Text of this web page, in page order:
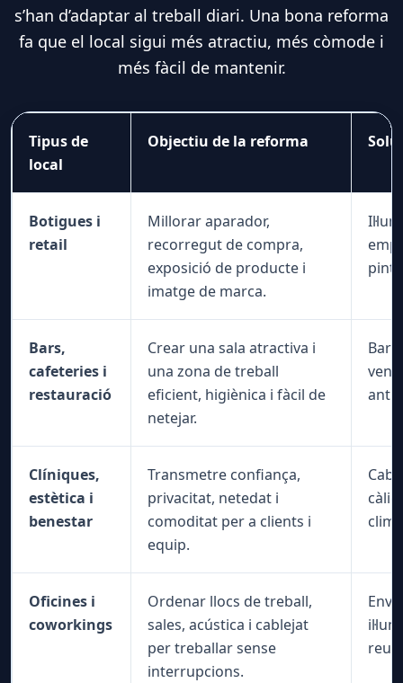
s’han d’adaptar al treball diari. Una bona reforma
fa que el local sigui més atractiu, més còmode i
més fàcil de mantenir.
Tipus de
local
Objectiu de la reforma
Botigues i
retail
Millorar aparador,
recorregut de compra,
exposició de producte i
imatge de marca.
Bars,
cafeteries i
restauració
Crear una sala atractiva i
una zona de treball
eficient, higiènica i fàcil de
netejar.
Clíniques,
estètica i
benestar
Transmetre confiança,
privacitat, netedat i
comoditat per a clients i
equip.
Oficines i
coworkings
Ordenar llocs de treball,
sales, acústica i cablejat
per treballar sense
interrupcions.